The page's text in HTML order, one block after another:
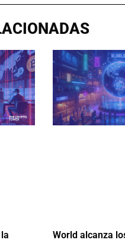
World alcanza